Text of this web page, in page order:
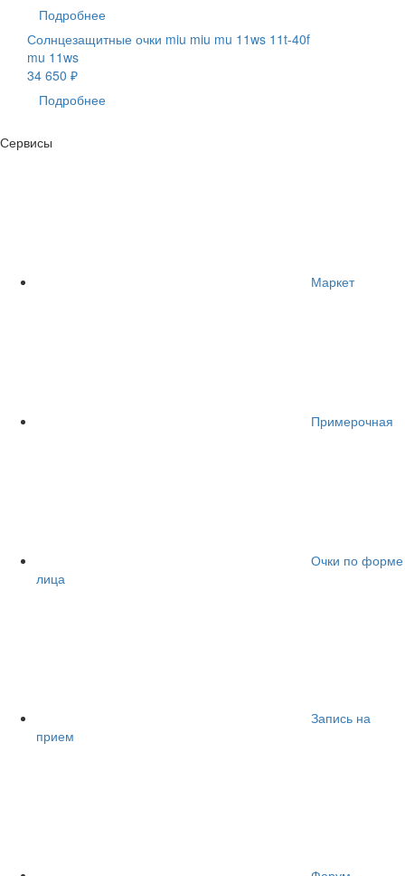
Подробнее
Солнцезащитные очки miu miu mu 11ws 11t-40f
mu 11ws
34 650 ₽
Подробнее
Сервисы
Маркет
Примерочная
Очки по форме
лица
Запись на
прием